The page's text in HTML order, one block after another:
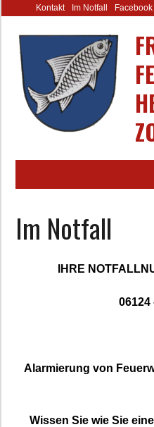
Kontakt Im Notfall Facebook
Im Notfall
IHRE
06124
Alarmierung von
Wissen Sie wie Sie